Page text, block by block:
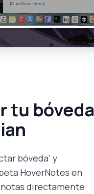
tu bóveda
bóveda' y
HoverNotes en
notas directamente